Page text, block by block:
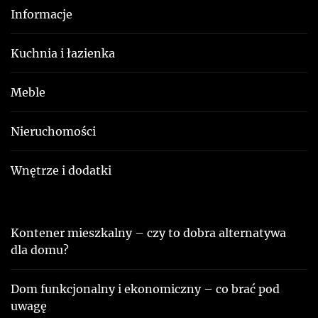
Informacje
Kuchnia i łazienka
Meble
Nieruchomości
Wnętrze i dodatki
Kontener mieszkalny – czy to dobra alternatywa
dla domu?
Dom funkcjonalny i ekonomiczny – co brać pod
uwagę